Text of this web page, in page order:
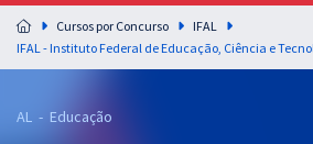
Preparação completa e intensiva para as principais
residências em saúde do Brasil
Cursos por Concurso
IFAL
AL - Educação